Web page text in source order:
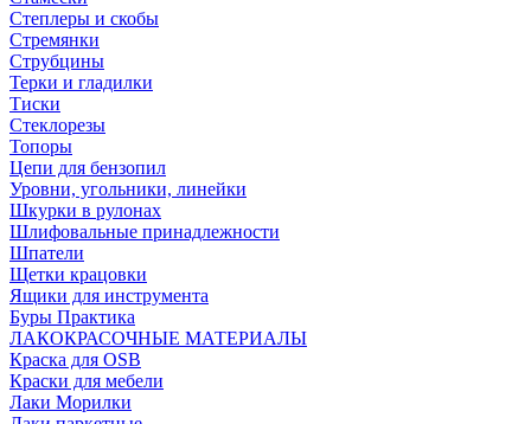
Степлеры и скобы
Стремянки
Струбцины
Терки и гладилки
Тиски
Стеклорезы
Топоры
Цепи для бензопил
Уровни, угольники, линейки
Шкурки в рулонах
Шлифовальные принадлежности
Шпатели
Щетки крацовки
Ящики для инструмента
Буры Практика
ЛАКОКРАСОЧНЫЕ МАТЕРИАЛЫ
Краска для OSB
Краски для мебели
Лаки Морилки